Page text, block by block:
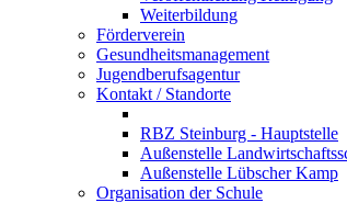
Weiterbildung
Förderverein
Gesundheitsmanagement
Jugendberufsagentur
Kontakt / Standorte
RBZ Steinburg - Hauptstelle
Außenstelle
Außenstelle Lübscher Kamp
Organisation der Schule